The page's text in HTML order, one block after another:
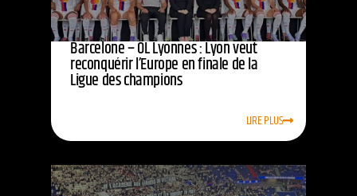
Barcelone – OL Lyonnes : Lyon veut
reconquérir l’Europe en finale de la
Ligue des champions
LIRE PLUS